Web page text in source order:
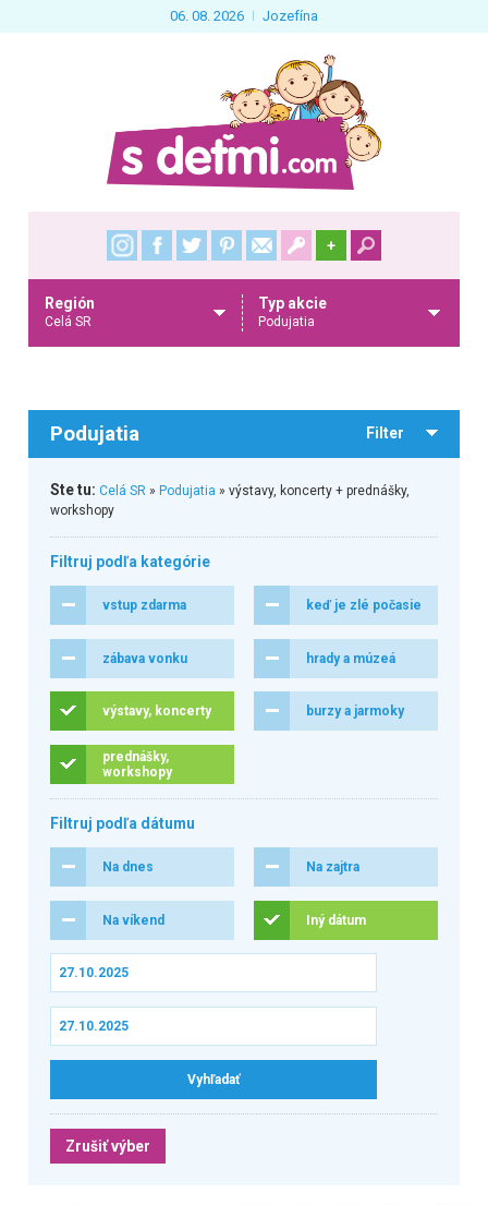
06. 08. 2026 Jozefína
+
Región
Celá SR
Typ akcie
Podujatia
Podujatia Filter
Ste tu: Celá SR» Podujatia » výstavy, koncerty + prednášky,
workshopy
Filtruj podľa kategórie
vstup zdarma keď je zlé počasie
zábava vonku hrady a múzeá
výstavy, koncerty burzy a jarmoky
prednášky,
workshopy
Filtruj podľa dátumu
Na dnes Na zajtra
Na víkend Iný dátum
Zrušiť výber